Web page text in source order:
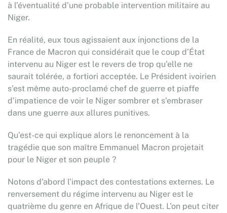
à l’éventualité d’une probable intervention militaire au
Niger.
En réalité, eux tous agissaient aux injonctions de la
France de Macron qui considérait que le coup d’État
intervenu au Niger est le revers de trop qu’elle ne
saurait tolérée, a fortiori acceptée. Le Président ivoirien
s’est même auto-proclamé chef de guerre et piaffe
d’impatience de voir le Niger sombrer et s’embraser
dans une guerre aux allures punitives.
Qu’est-ce qui explique alors le renoncement à la
tragédie que son maître Emmanuel Macron projetait
pour le Niger et son peuple ?
Notons d’abord l’impact des contestations externes. Le
renversement du régime intervenu au Niger est le
quatrième du genre en Afrique de l’Ouest. L’on peut citer